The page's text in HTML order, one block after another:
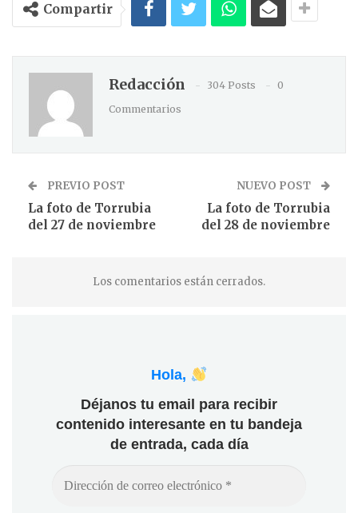
Compartir
Redacción 304 Posts
0
Commentarios
PREVIO POST
La foto de Torrubia
del 27 de noviembre
NUEVO POST
La foto de Torrubia
del 28 de noviembre
Los comentarios están cerrados.
Hola,
Déjanos tu email para recibir
contenido interesante en tu bandeja
de entrada, cada día